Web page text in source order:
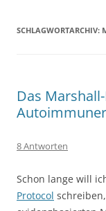
SCHLAGWORTARCHIV:
Das
8 Antworten
Schon lange will
Protocol